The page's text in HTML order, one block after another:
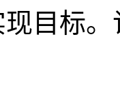
目标